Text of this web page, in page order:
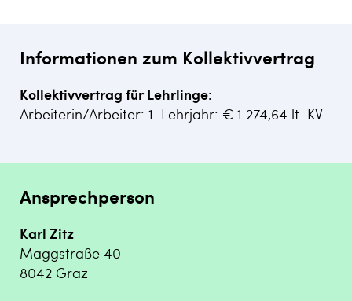
Informationen zum Kollektivvertrag
Kollektivvertrag für Lehrlinge:
Arbeiterin/Arbeiter: 1. Lehrjahr: € 1.274,64 lt. KV
Ansprechperson
Karl Zitz
Maggstraße 40
8042 Graz